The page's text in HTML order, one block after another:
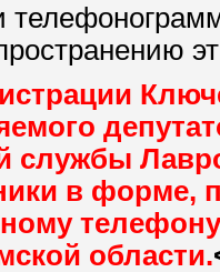
службы
в форме,
области.